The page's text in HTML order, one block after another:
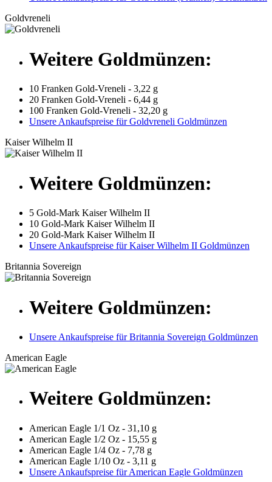
Goldvreneli
Weitere Goldmünzen:
10 Franken Gold-Vreneli - 3,22 g
20 Franken Gold-Vreneli - 6,44 g
100 Franken Gold-Vreneli - 32,20 g
Unsere Ankaufspreise für Goldvreneli Goldmünzen
Kaiser Wilhelm II
Weitere Goldmünzen:
5 Gold-Mark Kaiser Wilhelm II
10 Gold-Mark Kaiser Wilhelm II
20 Gold-Mark Kaiser Wilhelm II
Unsere Ankaufspreise für Kaiser Wilhelm II Goldmünzen
Britannia Sovereign
Weitere Goldmünzen:
Unsere Ankaufspreise für Britannia Sovereign Goldmünzen
American Eagle
Weitere Goldmünzen:
American Eagle 1/1 Oz - 31,10 g
American Eagle 1/2 Oz - 15,55 g
American Eagle 1/4 Oz - 7,78 g
American Eagle 1/10 Oz - 3,11 g
Unsere Ankaufspreise für American Eagle Goldmünzen